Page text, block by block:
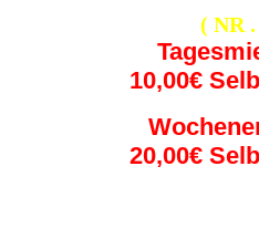
( NR
10,00€
20,00€